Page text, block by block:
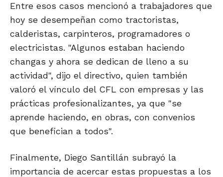
Entre esos casos mencionó a trabajadores que
hoy se desempeñan como tractoristas,
calderistas, carpinteros, programadores o
electricistas. "Algunos estaban haciendo
changas y ahora se dedican de lleno a su
actividad", dijo el directivo, quien también
valoró el vínculo del CFL con empresas y las
prácticas profesionalizantes, ya que "se
aprende haciendo, en obras, con convenios
que benefician a todos".
Finalmente, Diego Santillán subrayó la
importancia de acercar estas propuestas a los